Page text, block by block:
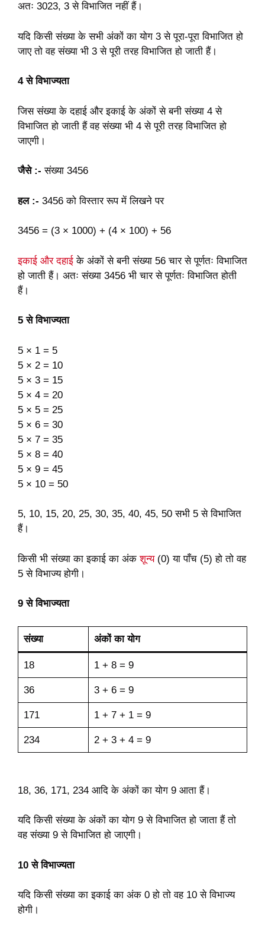
अतः 3023, 3 से विभाजित नहीं हैं।
यदि किसी संख्या के सभी अंकों का योग 3 से पूरा-पूरा विभाजित हो
जाए तो वह संख्या भी 3 से पूरी तरह विभाजित हो जाती हैं।
4 से विभाज्यता
जिस संख्या के दहाई और इकाई के अंकों से बनी संख्या 4 से
विभाजित हो जाती हैं वह संख्या भी 4 से पूरी तरह विभाजित हो
जाएगी।
जैसे :-संख्या 3456
हल :- 3456 को विस्तार रूप में लिखने पर
3456 = (3 × 1000) + (4 × 100) + 56
इकाई और दहाई के अंकों से बनी संख्या 56 चार से पूर्णतः विभाजित
हो जाती हैं। अतः संख्या 3456 भी चार से पूर्णतः विभाजित होती
हैं।
5 से विभाज्यता
5 × 1 = 5
5 × 2 = 10
5 × 3 = 15
5 × 4 = 20
5 × 5 = 25
5 × 6 = 30
5 × 7 = 35
5 × 8 = 40
5 × 9 = 45
5 × 10 = 50
5, 10, 15, 20, 25, 30, 35, 40, 45, 50 सभी 5 से विभाजित
हैं।
किसी भी संख्या का इकाई का अंकशून्य(0) या पाँच (5) हो तो वह
5 से विभाज्य होगी।
9 से विभाज्यता
संख्या अंकों का योग
18 1 + 8 = 9
36 3 + 6 = 9
171 1 + 7 + 1 = 9
234 2 + 3 + 4 = 9
18, 36, 171, 234 आदि के अंकों का योग 9 आता हैं।
यदि किसी संख्या के अंकों का योग 9 से विभाजित हो जाता हैं तो
वह संख्या 9 से विभाजित हो जाएगी।
10 से विभाज्यता
यदि किसी संख्या का इकाई का अंक 0 हो तो वह 10 से विभाज्य
होगी।